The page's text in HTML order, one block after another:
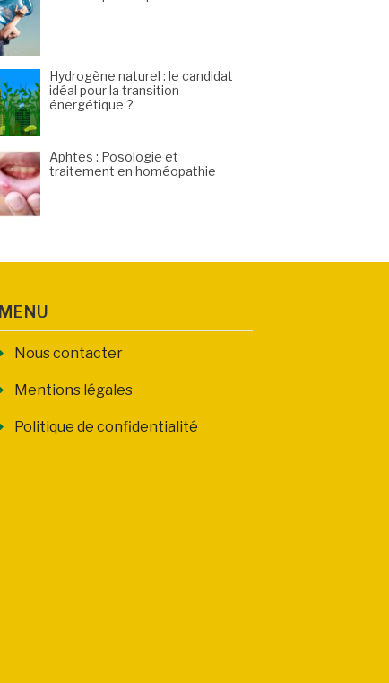
Hydrogène naturel : le candidat
idéal pour la transition
énergétique ?
Aphtes : Posologie et
traitement en homéopathie
MENU
Nous contacter
Mentions légales
Politique de confidentialité